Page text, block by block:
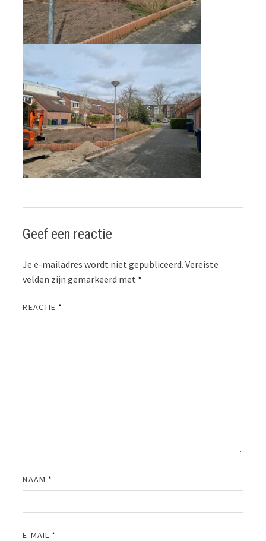
Geef een reactie
Je e-mailadres wordt niet gepubliceerd. Vereiste
velden zijn gemarkeerd met *
REACTIE *
NAAM *
E-MAIL *